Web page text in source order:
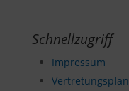
Schnellzugriff
Impressum
Vertretungsplan